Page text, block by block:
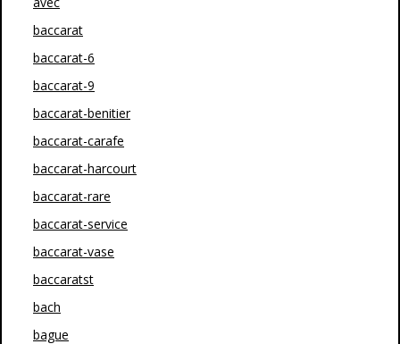
baccarat
baccarat-6
baccarat-9
baccarat-benitier
baccarat-carafe
baccarat-harcourt
baccarat-rare
baccarat-service
baccarat-vase
baccaratst
bach
bague